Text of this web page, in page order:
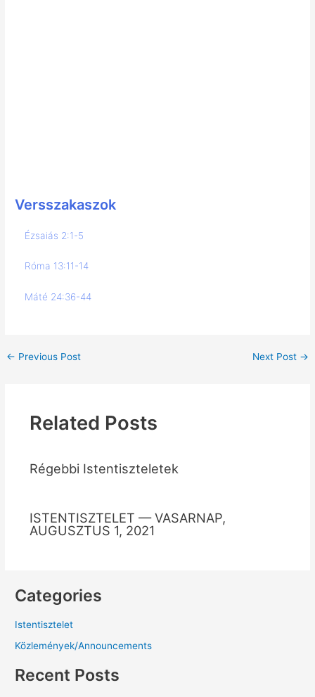
Versszakaszok
Ézsaiás 2:1-5
Róma 13:11-14
Máté 24:36-44
← Previous Post Next Post →
Related Posts
Régebbi Istentiszteletek
ISTENTISZTELET — VASARNAP,
AUGUSZTUS 1, 2021
Categories
Istentisztelet
Közlemények/Announcements
Recent Posts